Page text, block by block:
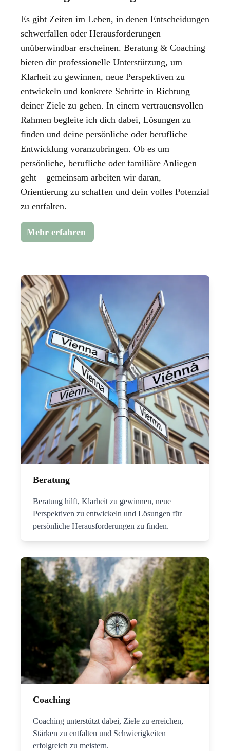
Es gibt Zeiten im Leben, in denen Entscheidungen
schwerfallen oder Herausforderungen
unüberwindbar erscheinen. Beratung & Coaching
bieten dir professionelle Unterstützung, um
Klarheit zu gewinnen, neue Perspektiven zu
entwickeln und konkrete Schritte in Richtung
deiner Ziele zu gehen. In einem vertrauensvollen
Rahmen begleite ich dich dabei, Lösungen zu
finden und deine persönliche oder berufliche
Entwicklung voranzubringen. Ob es um
persönliche, berufliche oder familiäre Anliegen
geht – gemeinsam arbeiten wir daran,
Orientierung zu schaffen und dein volles Potenzial
zu entfalten.
Mehr erfahren
Beratung
Beratung hilft, Klarheit zu gewinnen, neue
Perspektiven zu entwickeln und Lösungen für
persönliche Herausforderungen zu finden.
Coaching
Coaching unterstützt dabei, Ziele zu erreichen,
Stärken zu entfalten und Schwierigkeiten
erfolgreich zu meistern.